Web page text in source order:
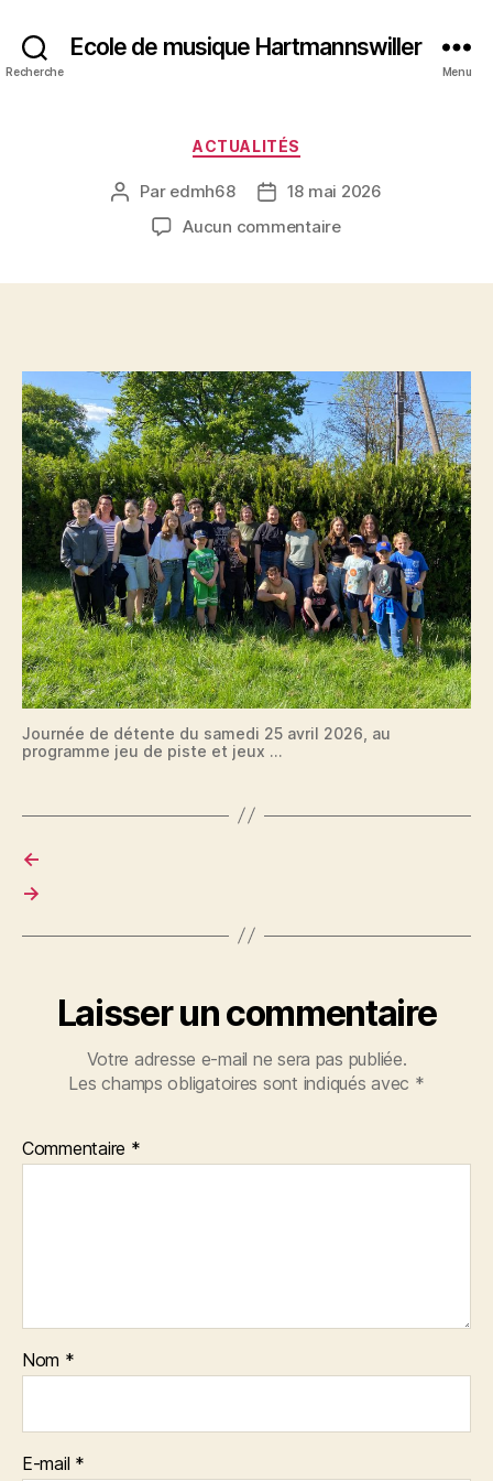
Recherche
Ecole de musique Hartmannswiller
Menu
Catégories
ACTUALITÉS
Auteur
l’article
Par edmh68
Date18 mai 2026
Aucun commentairesur
Journée de détente du samedi 25 avril 2026, au
programme jeu de piste et jeux …
←
→
Laisser un commentaire
Votre adresse e-mail ne sera pas publiée.
Les champs obligatoires sont indiqués avec *
Commentaire *
Nom *
E-mail *